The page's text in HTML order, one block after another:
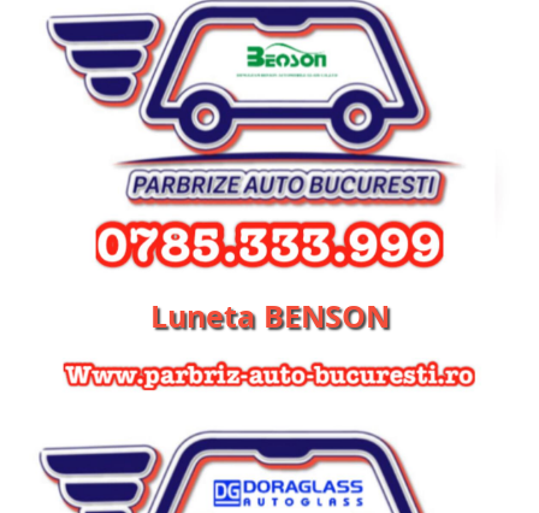
Luneta BENSON